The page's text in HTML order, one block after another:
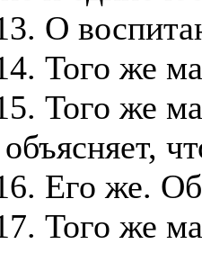
О
Того же
Того же
Его же.
Того же